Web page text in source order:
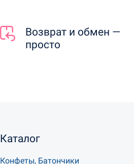
Возврат и обмен —
просто
Каталог
Конфеты, Батончики